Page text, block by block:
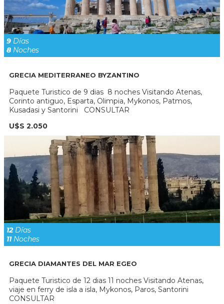
9 Días
8 Noches
GRECIA MEDITERRANEO BYZANTINO
Paquete Turistico de 9 dias 8 noches Visitando Atenas,
Corinto antiguo, Esparta, Olimpia, Mykonos, Patmos,
Kusadasi y Santorini CONSULTAR
U$S 2.050
12Días
11Noches
GRECIA DIAMANTES DEL MAR EGEO
Paquete Turistico de 12 dias 11 noches Visitando Atenas,
viaje en ferry de isla a isla, Mykonos, Paros, Santorini
CONSULTAR